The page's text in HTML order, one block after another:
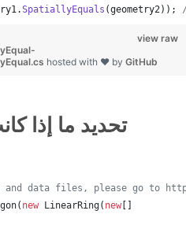
.SpatiallyEquals (geometry2) ) ;
view raw
hosted with ❤ by GitHub
تحديد ما إذا
and data files, please go to
( new LinearRing( new